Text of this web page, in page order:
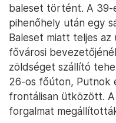
baleset történt. A 39-
pihenőhely után egy
Baleset miatt teljes
fővárosi
zöldséget szállító
26-os főúton, Putnok
frontálisan ütközött.
forgalmat